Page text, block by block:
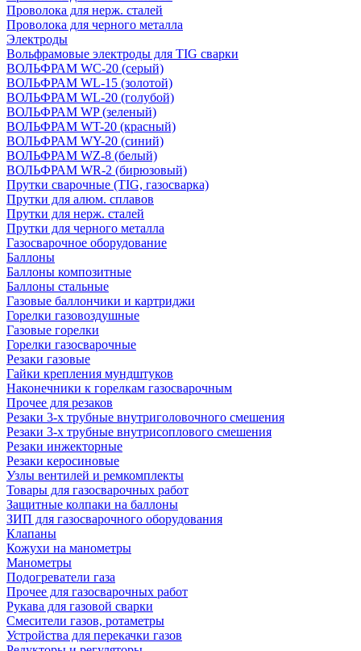
Проволока для нерж. сталей
Проволока для черного металла
Электроды
Вольфрамовые электроды для TIG сварки
ВОЛЬФРАМ WC-20 (серый)
ВОЛЬФРАМ WL-15 (золотой)
ВОЛЬФРАМ WL-20 (голубой)
ВОЛЬФРАМ WP (зеленый)
ВОЛЬФРАМ WT-20 (красный)
ВОЛЬФРАМ WY-20 (синий)
ВОЛЬФРАМ WZ-8 (белый)
ВОЛЬФРАМ WR-2 (бирюзовый)
Прутки сварочные (TIG, газосварка)
Прутки для алюм. сплавов
Прутки для нерж. сталей
Прутки для черного металла
Газосварочное оборудование
Баллоны
Баллоны композитные
Баллоны стальные
Газовые баллончики и картриджи
Горелки газовоздушные
Газовые горелки
Горелки газосварочные
Резаки газовые
Гайки крепления мундштуков
Наконечники к горелкам газосварочным
Прочее для резаков
Резаки 3-х трубные внутриголовочного смешения
Резаки 3-х трубные внутрисоплового смешения
Резаки инжекторные
Резаки керосиновые
Узлы вентилей и ремкомплекты
Товары для газосварочных работ
Защитные колпаки на баллоны
ЗИП для газосварочного оборудования
Клапаны
Кожухи на манометры
Манометры
Подогреватели газа
Прочее для газосварочных работ
Рукава для газовой сварки
Смесители газов, ротаметры
Устройства для перекачки газов